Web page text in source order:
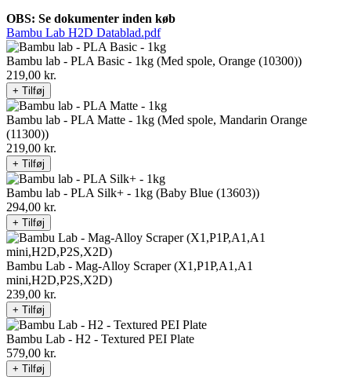
OBS: Se dokumenter inden køb
Bambu Lab H2D Datablad.pdf
Bambu lab - PLA Basic - 1kg (Med spole, Orange (10300))
219,00 kr.
+ Tilføj
Bambu lab - PLA Matte - 1kg (Med spole, Mandarin Orange
(11300))
219,00 kr.
+ Tilføj
Bambu lab - PLA Silk+ - 1kg (Baby Blue (13603))
294,00 kr.
+ Tilføj
Bambu Lab - Mag-Alloy Scraper (X1,P1P,A1,A1
mini,H2D,P2S,X2D)
239,00 kr.
+ Tilføj
Bambu Lab - H2 - Textured PEI Plate
579,00 kr.
+ Tilføj